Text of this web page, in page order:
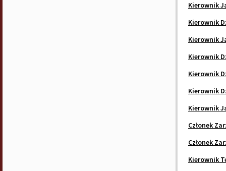
Kierownik
Kierownik
Kierownik
Kierownik
Kierownik
Kierownik
Kierownik
Członek
Członek
Kierownik